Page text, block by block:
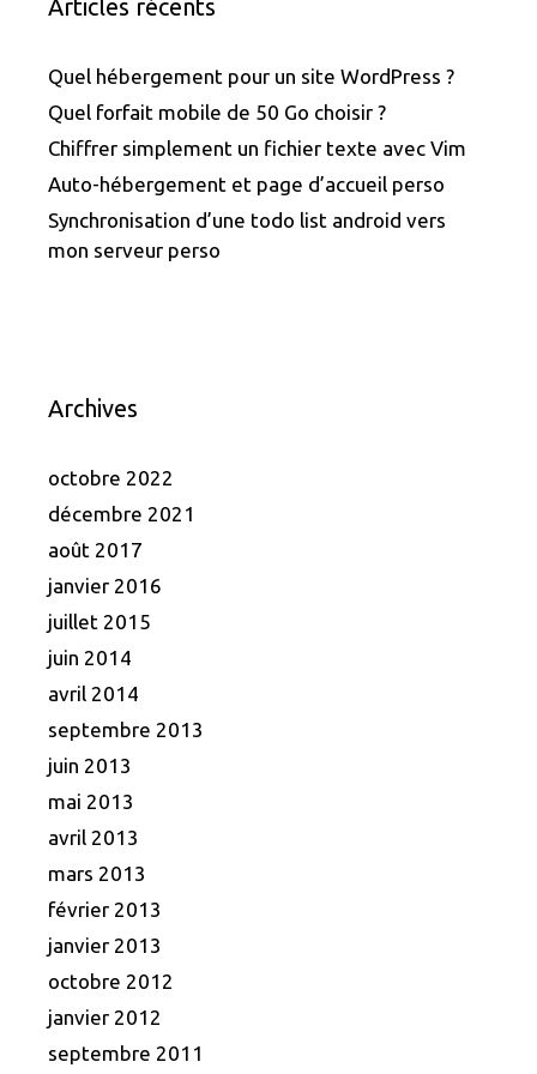
Articles récents
Quel hébergement pour un site WordPress ?
Quel forfait mobile de 50 Go choisir ?
Chiffrer simplement un fichier texte avec Vim
Auto-hébergement et page d’accueil perso
Synchronisation d’une todo list android vers
mon serveur perso
Archives
octobre 2022
décembre 2021
août 2017
janvier 2016
juillet 2015
juin 2014
avril 2014
septembre 2013
juin 2013
mai 2013
avril 2013
mars 2013
février 2013
janvier 2013
octobre 2012
janvier 2012
septembre 2011